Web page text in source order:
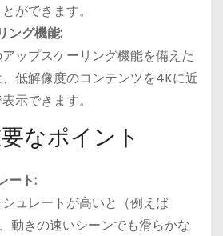
ができます。
ング機能:
ップスケーリング機能を備えた
低解像度のコンテンツを4Kに近
示できます。
なポイント
ート:
シュレートが高いと（例えば
動きの速いシーンでも滑らかな